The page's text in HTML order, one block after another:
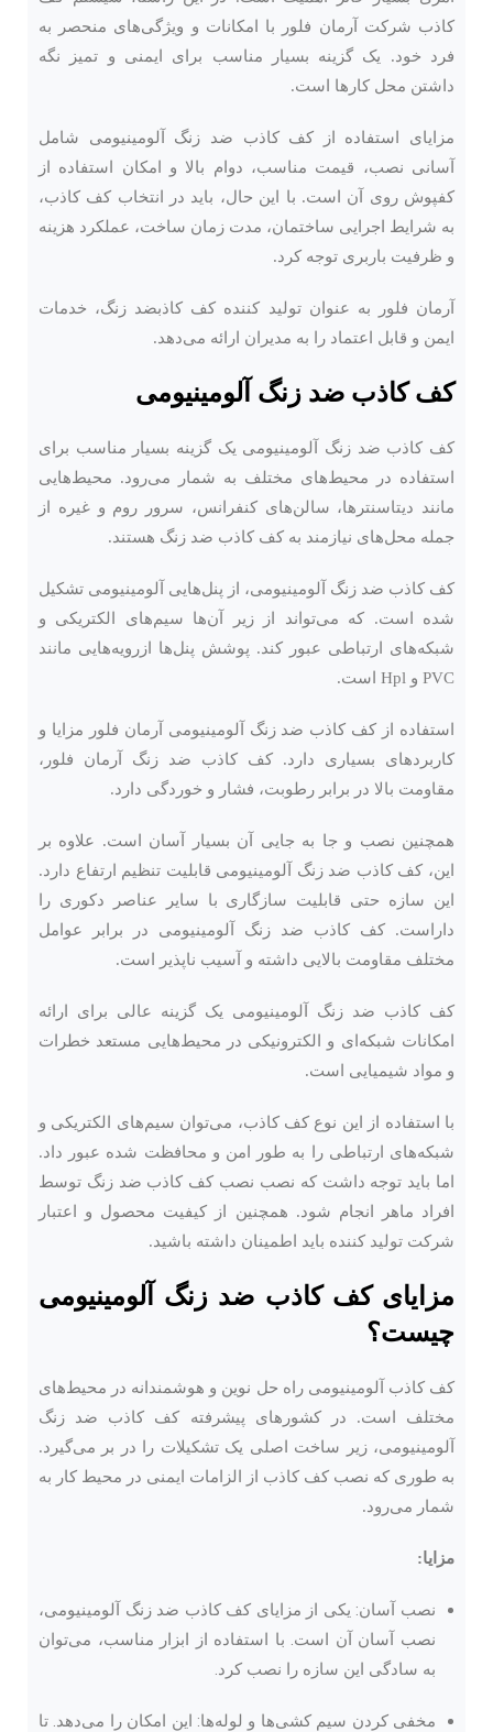
کاذب شرکت آرمان فلور با امکانات و ویژگی‌های منحصر به
فرد خود. یک گزینه بسیار مناسب برای ایمنی و تمیز نگه
داشتن محل کارها است.
مزایای استفاده از کف کاذب ضد زنگ آلومینیومی شامل
آسانی نصب، قیمت مناسب، دوام بالا و امکان استفاده از
کفپوش روی آن است. با این حال، باید در انتخاب کف کاذب،
به شرایط اجرایی ساختمان، مدت زمان ساخت، عملکرد هزینه
و ظرفیت باربری توجه کرد.
آرمان فلور به عنوان تولید ‌کننده کف کاذبضد زنگ، خدمات
ایمن و قابل اعتماد را به مدیران ارائه می‌دهد.
کف کاذب ضد زنگ آلومینیومی
کف کاذب ضد زنگ آلومینیومی یک گزینه بسیار مناسب برای
استفاده در محیط‌های مختلف به شمار می‌رود. محیط‌هایی
مانند دیتاسنترها، سالن‌های کنفرانس، سرور روم و غیره از
جمله محل‌های نیازمند به کف کاذب ضد زنگ هستند.
کف کاذب ضد زنگ آلومینیومی، از پنل‌هایی آلومینیومی تشکیل
‌شده ‌است. که می‌تواند از زیر آن‌ها سیم‌های الکتریکی و
شبکه‌های ارتباطی عبور کند. پوشش پنل‌ها ازرویه‌هایی مانند
PVC و Hpl است.
استفاده از کف کاذب ضد زنگ آلومینیومی آرمان فلور مزایا و
کاربردهای بسیاری دارد. کف کاذب ضد زنگ آرمان فلور،
مقاومت بالا در برابر رطوبت، فشار و خوردگی دارد.
همچنین نصب و جا به جایی آن بسیار آسان است. علاوه بر
این، کف کاذب ضد زنگ آلومینیومی قابلیت تنظیم ارتفاع دارد.
این سازه حتی قابلیت سازگاری با سایر عناصر دکوری را
داراست. کف کاذب ضد زنگ آلومینیومی در برابر عوامل
مختلف مقاومت بالایی داشته و آسیب ناپذیر است.
کف کاذب ضد زنگ آلومینیومی یک گزینه عالی برای ارائه
امکانات شبکه‌ای و الکترونیکی در محیط‌هایی مستعد خطرات
و مواد شیمیایی است.
با استفاده از این نوع کف کاذب، می‌توان سیم‌های الکتریکی و
شبکه‌های ارتباطی را به ‌طور امن و محافظت ‌شده ‌عبور داد.
اما باید توجه داشت که نصب نصب کف کاذب ضد زنگ توسط
افراد ماهر انجام شود. همچنین از کیفیت محصول و اعتبار
شرکت تولید کننده باید اطمینان داشته باشید.
مزایای کف کاذب ضد زنگ آلومینیومی
چیست؟
کف کاذب آلومینیومی راه حل نوین و هوشمندانه در محیط‌های
مختلف است. در کشورهای پیشرفته کف کاذب ضد زنگ
آلومینیومی، زیر ساخت اصلی یک تشکیلات را در بر می‌گیرد.
به طوری که نصب کف کاذب از الزامات ایمنی در محیط کار به
شمار می‌رود.
مزایا:
نصب آسان: یکی از مزایای کف کاذب ضد زنگ آلومینیومی،
نصب آسان آن است. با استفاده از ابزار مناسب، می‌توان
به سادگی این سازه را نصب کرد.
مخفی کردن سیم کشی‌ها و لوله‌ها: این امکان را می‌دهد. تا